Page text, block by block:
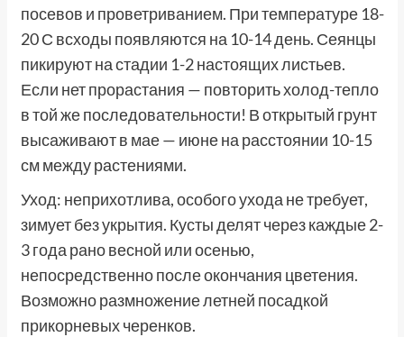
посевов и проветриванием. При температуре 18-
20 С всходы появляются на 10-14 день. Сеянцы
пикируют на стадии 1-2 настоящих листьев.
Если нет прорастания — повторить холод-тепло
в той же последовательности! В открытый грунт
высаживают в мае — июне на расстоянии 10-15
см между растениями.
Уход: неприхотлива, особого ухода не требует,
зимует без укрытия. Кусты делят через каждые 2-
3 года рано весной или осенью,
непосредственно после окончания цветения.
Возможно размножение летней посадкой
прикорневых черенков.